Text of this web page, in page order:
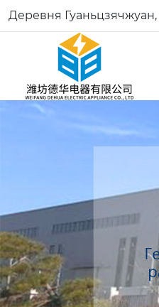
Деревня